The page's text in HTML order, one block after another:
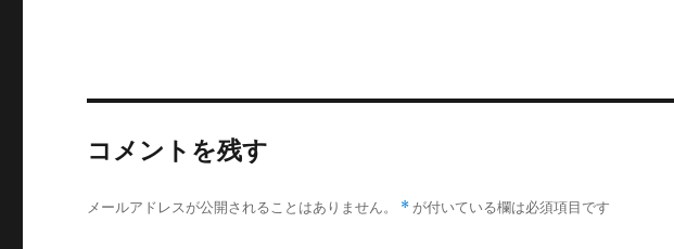
コメントを残す
メールアドレスが公開されることはありません。 * が付いている欄は必須項目です